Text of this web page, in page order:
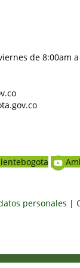
de 8:00am
personales |